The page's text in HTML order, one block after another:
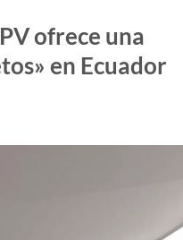
ofrece una
en Ecuador